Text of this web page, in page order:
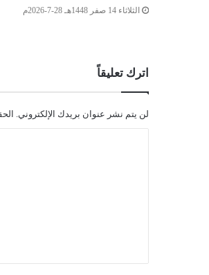
الثلاثاء 14 صفر 1448هـ 28-7-2026م
اترك تعليقاً
لن يتم نشر عنوان بريدك الإلكتروني.